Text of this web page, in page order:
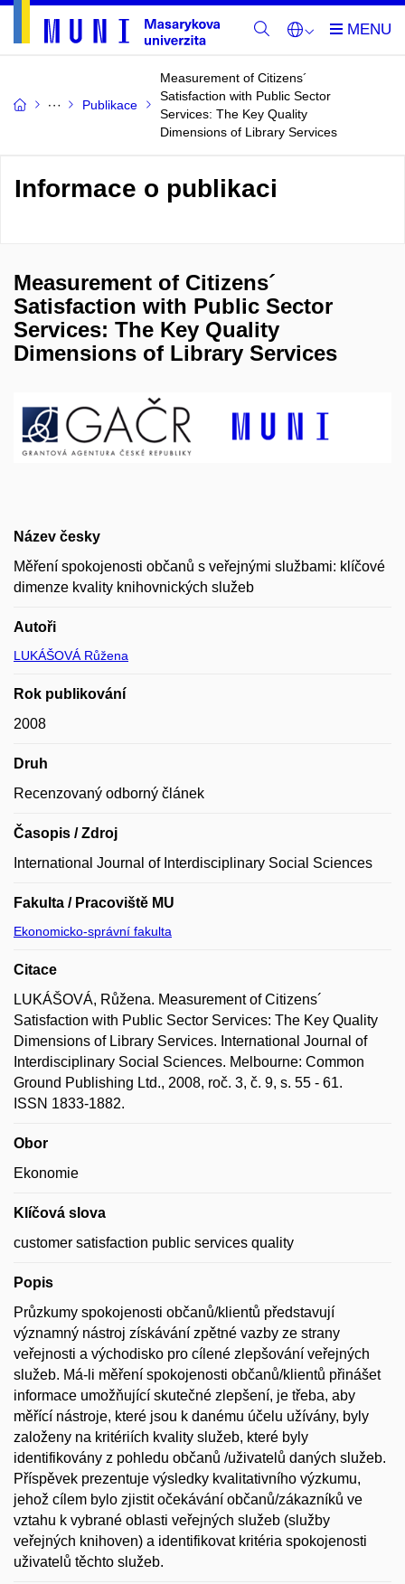
Publikace
Measurement of Citizens´
Satisfaction with Public Sector
Services: The Key Quality
Dimensions of Library Services
Informace o publikaci
Measurement of Citizens´
Satisfaction with Public Sector
Services: The Key Quality
Dimensions of Library Services
Název česky
Měření spokojenosti občanů s veřejnými službami: klíčové
dimenze kvality knihovnických služeb
Autoři
LUKÁŠOVÁ Růžena
Rok publikování
2008
Druh
Recenzovaný odborný článek
Časopis / Zdroj
International Journal of Interdisciplinary Social Sciences
Fakulta / Pracoviště MU
Ekonomicko-správní fakulta
Citace
LUKÁŠOVÁ, Růžena. Measurement of Citizens´
Satisfaction with Public Sector Services: The Key Quality
Dimensions of Library Services. International Journal of
Interdisciplinary Social Sciences. Melbourne: Common
Ground Publishing Ltd., 2008, roč. 3, č. 9, s. 55 - 61.
ISSN 1833-1882.
Obor
Ekonomie
Klíčová slova
customer satisfaction public services quality
Popis
Průzkumy spokojenosti občanů/klientů představují
významný nástroj získávání zpětné vazby ze strany
veřejnosti a východisko pro cílené zlepšování veřejných
služeb. Má-li měření spokojenosti občanů/klientů přinášet
informace umožňující skutečné zlepšení, je třeba, aby
měřící nástroje, které jsou k danému účelu užívány, byly
založeny na kritériích kvality služeb, které byly
identifikovány z pohledu občanů /uživatelů daných služeb.
Příspěvek prezentuje výsledky kvalitativního výzkumu,
jehož cílem bylo zjistit očekávání občanů/zákazníků ve
vztahu k vybrané oblasti veřejných služeb (služby
veřejných knihoven) a identifikovat kritéria spokojenosti
uživatelů těchto služeb.